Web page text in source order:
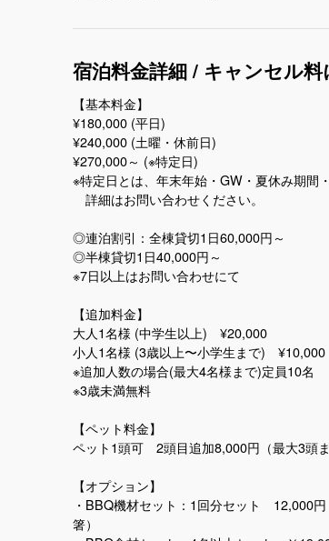
宿泊料金詳細 / キャンセル
【基本料金】
¥180,000 (平日)
¥240,000 (土曜・休前日)
¥270,000～ (※特定日)
※特定日とは、年末年始・GW・夏休み期間
詳細はお問い合わせください。
◎連泊割引：全棟貸切1日60,000円～
◎半棟貸切1日40,000円～
※7日以上はお問い合わせにて
【追加料金】
大人1名様 (中学生以上) ¥20,000
小人1名様 (3歳以上〜小学生まで) ¥10,000
※追加人数の場合(最大4名様まで)定員10名
※3歳未満無料
【ペット料金】
ペット1頭可 2頭目追加8,000円（最大3頭ま
【オプション】
・BBQ機材セット：1回分セット 12,000
箸）